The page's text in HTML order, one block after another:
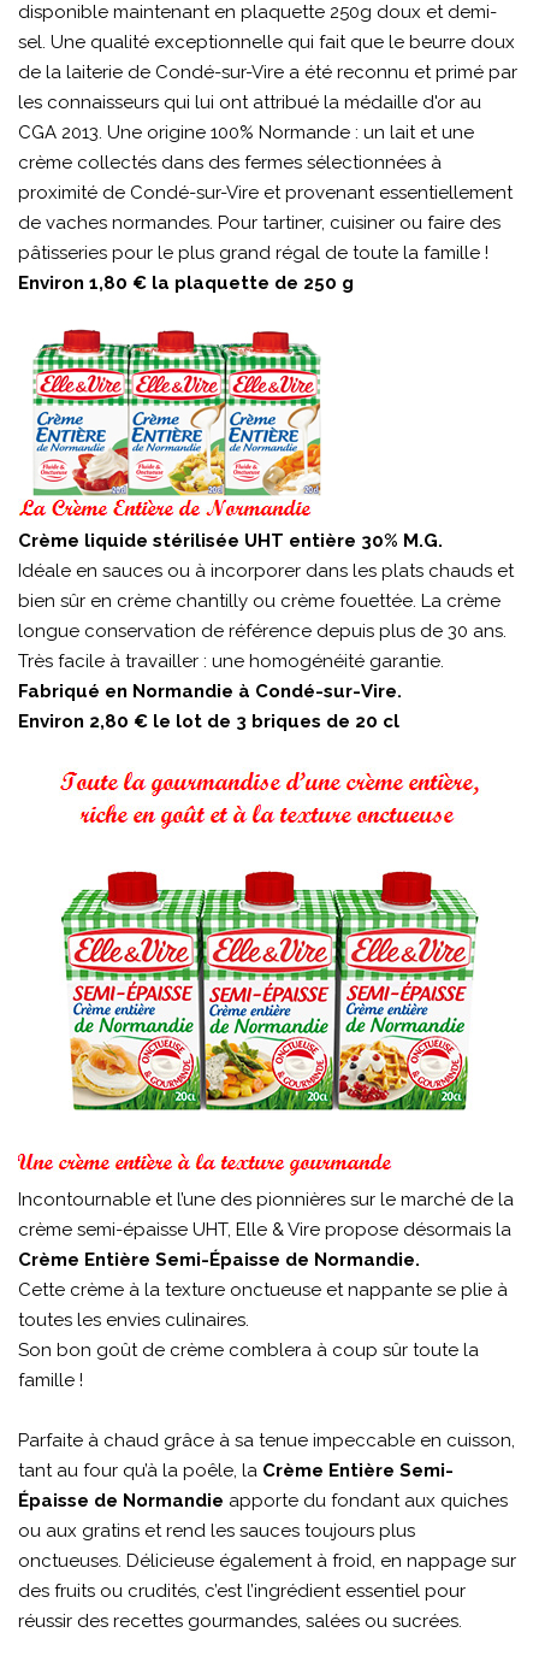
disponible maintenant en plaquette 250g doux et demi-
sel. Une qualité exceptionnelle qui fait que le beurre doux
de la laiterie de Condé-sur-Vire a été reconnu et primé par
les connaisseurs qui lui ont attribué la médaille d'or au
CGA 2013. Une origine 100% Normande : un lait et une
crème collectés dans des fermes sélectionnées à
proximité de Condé-sur-Vire et provenant essentiellement
de vaches normandes. Pour tartiner, cuisiner ou faire des
pâtisseries pour le plus grand régal de toute la famille !
Environ 1,80 € la plaquette de 250 g
Crème liquide stérilisée UHT entière 30% M.G.
Idéale en sauces ou à incorporer dans les plats chauds et
bien sûr en crème chantilly ou crème fouettée. La crème
longue conservation de référence depuis plus de 30 ans.
Très facile à travailler : une homogénéité garantie.
Fabriqué en Normandie à Condé-sur-Vire.
Environ 2,80 € le lot de 3 briques de 20 cl
Incontournable et l’une des pionnières sur le marché de la
crème semi-épaisse UHT, Elle & Vire propose désormais la
Crème Entière Semi-Épaisse de Normandie.
Cette crème à la texture onctueuse et nappante se plie à
toutes les envies culinaires.
Son bon goût de crème comblera à coup sûr toute la
famille !
Parfaite à chaud grâce à sa tenue impeccable en cuisson,
tant au four qu’à la poêle, la Crème Entière Semi-
Épaisse de Normandie apporte du fondant aux quiches
ou aux gratins et rend les sauces toujours plus
onctueuses. Délicieuse également à froid, en nappage sur
des fruits ou crudités, c’est l’ingrédient essentiel pour
réussir des recettes gourmandes, salées ou sucrées.